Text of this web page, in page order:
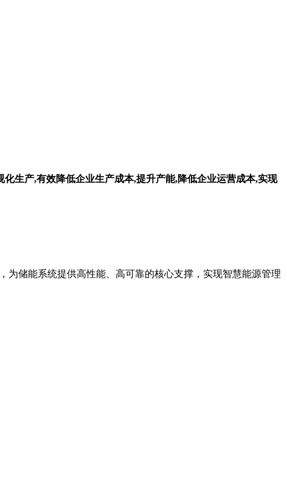
生产,有效降低企业生产成本,提升产能,降低企业运营成本,实现
为储能系统提供高性能、高可靠的核心支撑，实现智慧能源管理